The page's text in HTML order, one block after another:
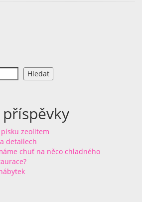
Hledat
zeolitem
detailech
chuť na něco chladného